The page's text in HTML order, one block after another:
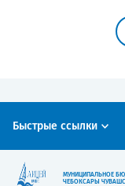
Быстрые ссылки
МУНИЦИПАЛЬНОЕ
ЧЕБОКСАРЫ